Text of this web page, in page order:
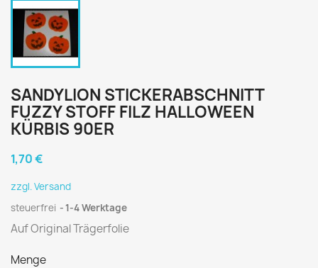
SANDYLION STICKERABSCHNITT
FUZZY STOFF FILZ HALLOWEEN
KÜRBIS 90ER
1,70 €
zzgl. Versand
steuerfrei
1-4 Werktage
Auf Original Trägerfolie
Menge